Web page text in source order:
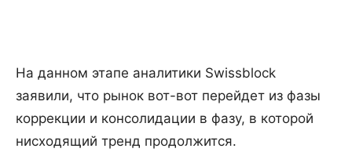
На данном этапе аналитики Swissblock
заявили, что рынок вот-вот перейдет из фазы
коррекции и консолидации в фазу, в которой
нисходящий тренд продолжится.